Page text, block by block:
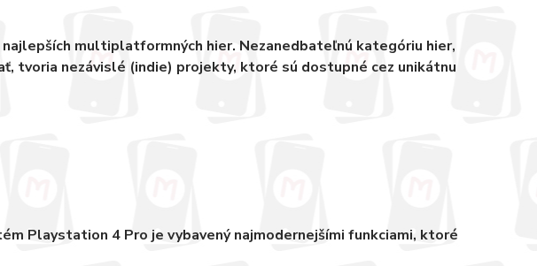
multiplatformných hier. Nezanedbateľnú kategóriu hier,
tvoria nezávislé (indie) projekty, ktoré sú dostupné cez unikátnu
Playstation 4 Pro je vybavený najmodernejšími funkciami, ktoré